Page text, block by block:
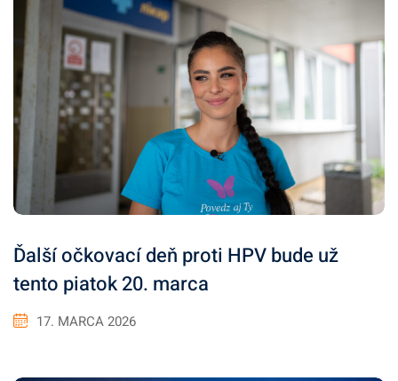
Ďalší očkovací deň proti HPV bude už
tento piatok 20. marca
17. MARCA 2026